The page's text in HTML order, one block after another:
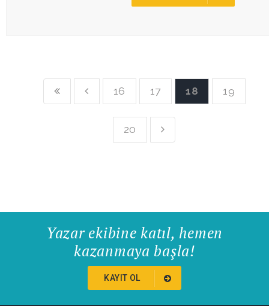
16 17 18 19
20
Yazar ekibine katıl, hemen
kazanmaya başla!
KAYIT OL